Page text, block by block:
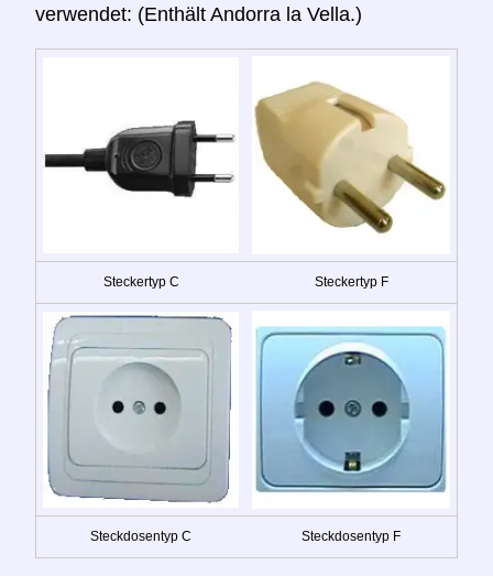
verwendet: (Enthält Andorra la Vella.)
Steckertyp C Steckertyp F
Steckdosentyp C Steckdosentyp F